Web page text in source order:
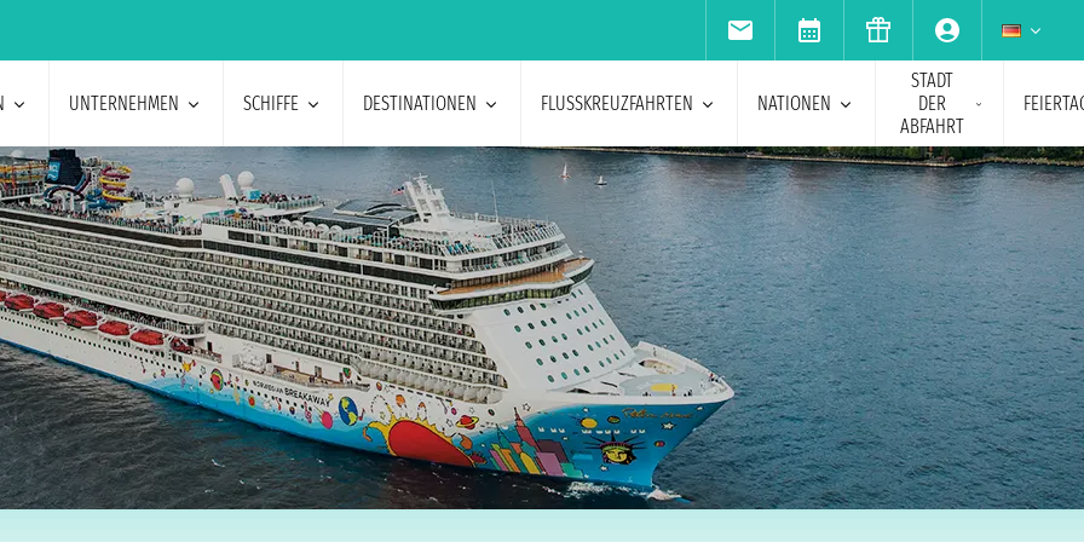
UNTERNEHMEN SCHIFFE DESTINATIONEN FLUSSKREUZFAHRTEN NATIONEN
STADT
DER
ABFAHRT